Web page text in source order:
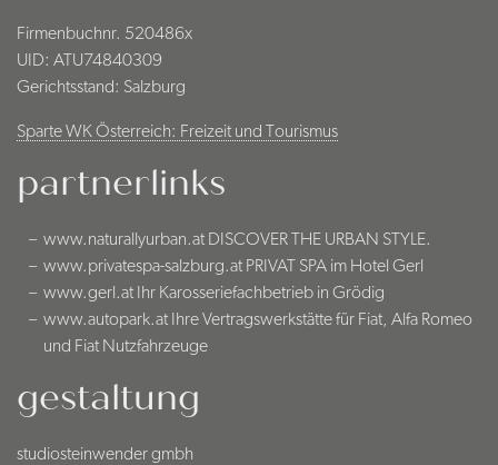
Firmenbuchnr. 520486x
UID: ATU74840309
Gerichtsstand: Salzburg
Sparte WK Österreich: Freizeit und Tourismus
partnerlinks
www.naturallyurban.at DISCOVER THE URBAN STYLE.
www.privatespa-salzburg.at PRIVAT SPA im Hotel Gerl
www.gerl.at Ihr Karosseriefachbetrieb in Grödig
www.autopark.at Ihre Vertragswerkstätte für Fiat, Alfa Romeo
und Fiat Nutzfahrzeuge
gestaltung
studiosteinwender gmbh